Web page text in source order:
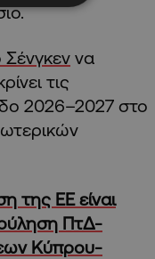
Σένγκεν να
τις
2026–2027 στο
της ΕΕ είναι
ΠτΔ-
Κύπρου-